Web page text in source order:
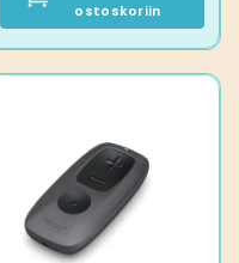
ostoskoriin